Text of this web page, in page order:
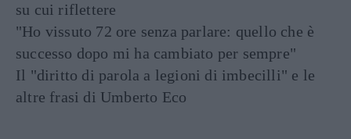
su cui riflettere
"Ho vissuto 72 ore senza parlare: quello che è
successo dopo mi ha cambiato per sempre"
Il "diritto di parola a legioni di imbecilli" e le
altre frasi di Umberto Eco